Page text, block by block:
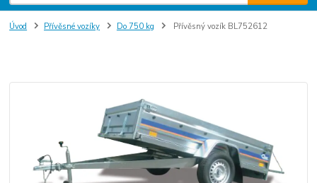
Úvod Přívěsné vozíky Do 750 kg Přívěsný vozík BL752612